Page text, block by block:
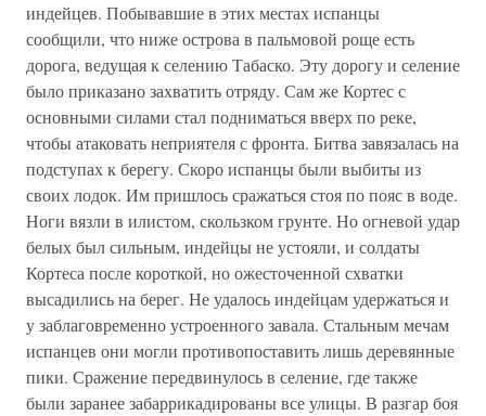
индейцев. Побывавшие в этих местах испанцы
сообщили, что ниже острова в пальмовой роще есть
дорога, ведущая к селению Табаско. Эту дорогу и селение
было приказано захватить отряду. Сам же Кортес с
основными силами стал подниматься вверх по реке,
чтобы атаковать неприятеля с фронта. Битва завязалась на
подступах к берегу. Скоро испанцы были выбиты из
своих лодок. Им пришлось сражаться стоя по пояс в воде.
Ноги вязли в илистом, скользком грунте. Но огневой удар
белых был сильным, индейцы не устояли, и солдаты
Кортеса после короткой, но ожесточенной схватки
высадились на берег. Не удалось индейцам удержаться и
у заблаговременно устроенного завала. Стальным мечам
испанцев они могли противопоставить лишь деревянные
пики. Сражение передвинулось в селение, где также
были заранее забаррикадированы все улицы. В разгар боя